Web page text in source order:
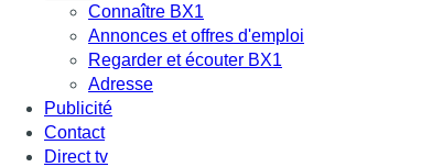
Connaître BX1
Annonces et offres d'emploi
Regarder et écouter BX1
Adresse
Publicité
Contact
Direct tv